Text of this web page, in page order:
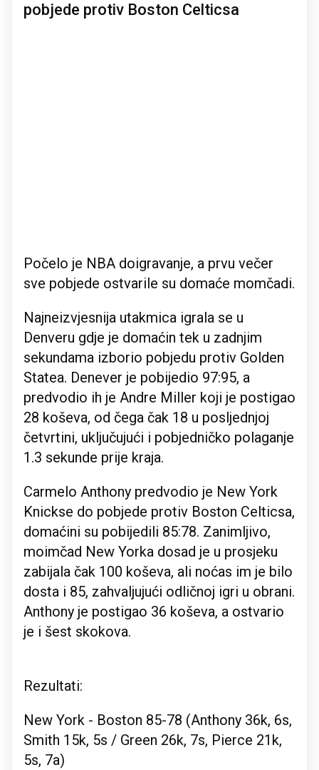
pobjede protiv Boston Celticsa
Počelo je NBA doigravanje, a prvu večer
sve pobjede ostvarile su domaće momčadi.
Najneizvjesnija utakmica igrala se u
Denveru gdje je domaćin tek u zadnjim
sekundama izborio pobjedu protiv Golden
Statea. Denever je pobijedio 97:95, a
predvodio ih je Andre Miller koji je postigao
28 koševa, od čega čak 18 u posljednjoj
četvrtini, uključujući i pobjedničko polaganje
1.3 sekunde prije kraja.
Carmelo Anthony predvodio je New York
Knickse do pobjede protiv Boston Celticsa,
domaćini su pobijedili 85:78. Zanimljivo,
moimčad New Yorka dosad je u prosjeku
zabijala čak 100 koševa, ali noćas im je bilo
dosta i 85, zahvaljujući odličnoj igri u obrani.
Anthony je postigao 36 koševa, a ostvario
je i šest skokova.
Rezultati:
New York - Boston 85-78 (Anthony 36k, 6s,
Smith 15k, 5s / Green 26k, 7s, Pierce 21k,
5s, 7a)